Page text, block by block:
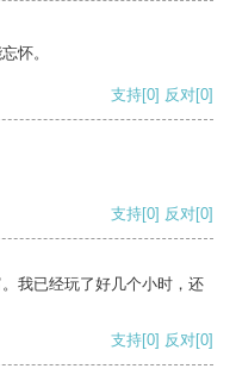
怀。
支持[0] 反对[0]
支持[0] 反对[0]
我已经玩了好几个小时，还
支持[0] 反对[0]